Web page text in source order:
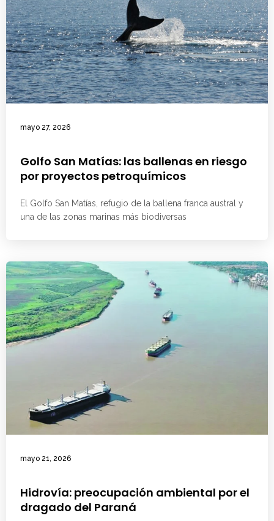
mayo 27, 2026
Golfo San Matías: las ballenas en riesgo
por proyectos petroquímicos
El Golfo San Matías, refugio de la ballena franca austral y
una de las zonas marinas más biodiversas
mayo 21, 2026
Hidrovía: preocupación ambiental por el
dragado del Paraná